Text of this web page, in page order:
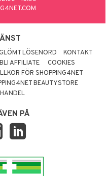
LÖSENORD
KONTAKT
BLI AFFILIATE
COOKIES
FÖR SHOPPING4NET
BEAUTYSTORE
PÅ